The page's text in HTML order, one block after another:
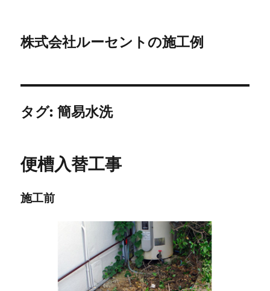
株式会社ルーセントの施工例
タグ:簡易水洗
便槽入替工事
施工前